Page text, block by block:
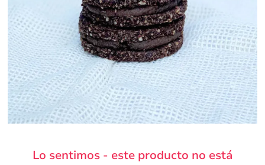
Lo sentimos - este producto no está